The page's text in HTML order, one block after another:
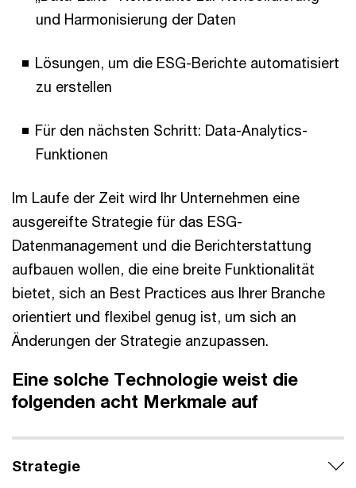
und Harmonisierung der Daten
Lösungen, um die ESG-Berichte automatisiert
zu erstellen
Für den nächsten Schritt: Data-Analytics-
Funktionen
Im Laufe der Zeit wird Ihr Unternehmen eine
ausgereifte Strategie für das ESG-
Datenmanagement und die Berichterstattung
aufbauen wollen, die eine breite Funktionalität
bietet, sich an Best Practices aus Ihrer Branche
orientiert und flexibel genug ist, um sich an
Änderungen der Strategie anzupassen.
Eine solche Technologie weist die
folgenden acht Merkmale auf
Strategie